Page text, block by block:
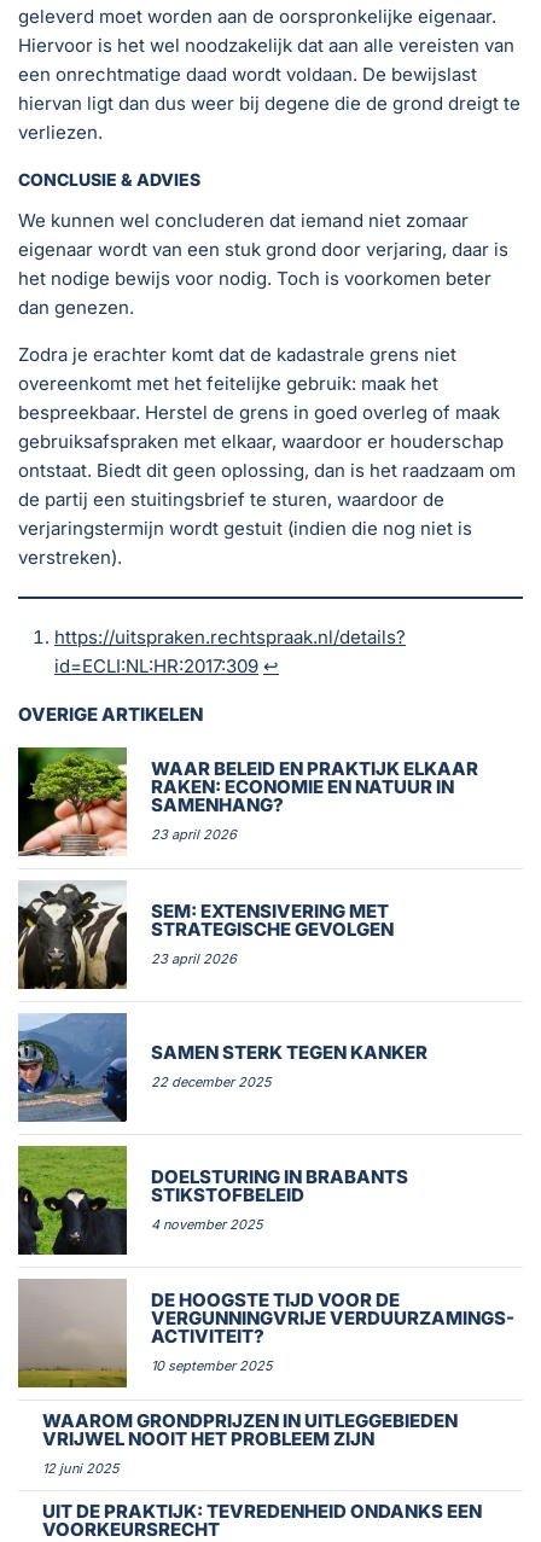
geleverd moet worden aan de oorspronkelijke eigenaar.
Hiervoor is het wel noodzakelijk dat aan alle vereisten van
een onrechtmatige daad wordt voldaan. De bewijslast
hiervan ligt dan dus weer bij degene die de grond dreigt te
verliezen.
CONCLUSIE & ADVIES
We kunnen wel concluderen dat iemand niet zomaar
eigenaar wordt van een stuk grond door verjaring, daar is
het nodige bewijs voor nodig. Toch is voorkomen beter
dan genezen.
Zodra je erachter komt dat de kadastrale grens niet
overeenkomt met het feitelijke gebruik: maak het
bespreekbaar. Herstel de grens in goed overleg of maak
gebruiksafspraken met elkaar, waardoor er houderschap
ontstaat. Biedt dit geen oplossing, dan is het raadzaam om
de partij een stuitingsbrief te sturen, waardoor de
verjaringstermijn wordt gestuit (indien die nog niet is
verstreken).
https://uitspraken.rechtspraak.nl/details?
id=ECLI:NL:HR:2017:309 ↩︎
OVERIGE ARTIKELEN
WAAR BELEID EN PRAKTIJK ELKAAR
RAKEN: ECONOMIE EN NATUUR IN
SAMENHANG?
23 april 2026
SEM: EXTENSIVERING MET
STRATEGISCHE GEVOLGEN
23 april 2026
SAMEN STERK TEGEN KANKER
22 december 2025
DOELSTURING IN BRABANTS
STIKSTOFBELEID
4 november 2025
DE HOOGSTE TIJD VOOR DE
VERGUNNINGVRIJE VERDUURZAMINGS-
ACTIVITEIT?
10 september 2025
WAAROM GRONDPRIJZEN IN UITLEGGEBIEDEN
VRIJWEL NOOIT HET PROBLEEM ZIJN
12 juni 2025
UIT DE PRAKTIJK: TEVREDENHEID ONDANKS EEN
VOORKEURSRECHT